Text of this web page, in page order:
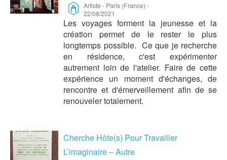
Artiste- Paris (France) -
22/08/2021
Les voyages forment la jeunesse et la
création permet de le rester le plus
longtemps possible. Ce que je recherche
en résidence, c'est expérimenter
autrement loin de l'atelier. Faire de cette
expérience un moment d'échanges, de
rencontre et d'émerveillement afin de se
renouveler totalement.
Cherche Hôte(s) Pour Travailler
L’imaginaire – Autre